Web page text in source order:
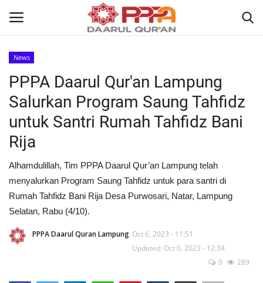
Home
Contact
About
News
Wisuda Akbar
News
PPPA Daarul Qur'an Lampung
Salurkan Program Saung Tahfidz
untuk Santri Rumah Tahfidz Bani
Rija
Alhamdulillah, Tim PPPA Daarul Qur’an Lampung telah
menyalurkan Program Saung Tahfidz untuk para santri di
Rumah Tahfidz Bani Rija Desa Purwosari, Natar, Lampung
Selatan, Rabu (4/10).
PPPA Daarul Quran Lampung Oct 6, 2023 - 11:51
Updated: Oct 6, 2023 - 12:34
0
289